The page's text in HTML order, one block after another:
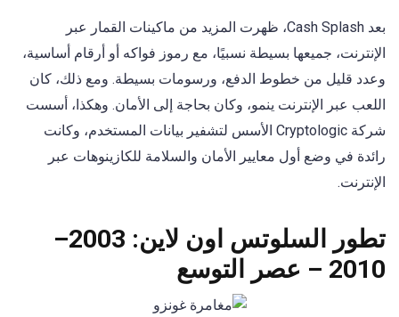
بعد Cash Splash، ظهرت المزيد من ماكينات القمار عبر
الإنترنت، جميعها بسيطة نسبيًا، مع رموز فواكه أو أرقام أساسية،
وعدد قليل من خطوط الدفع، ورسومات بسيطة. ومع ذلك، كان
اللعب عبر الإنترنت ينمو، وكان بحاجة إلى الأمان. وهكذا، أسست
شركة Cryptologic الأسس لتشفير بيانات المستخدم، وكانت
رائدة في وضع أول معايير الأمان والسلامة للكازينوهات عبر
الإنترنت.
تطور السلوتس اون لاين: 2003–
2010 – عصر التوسع